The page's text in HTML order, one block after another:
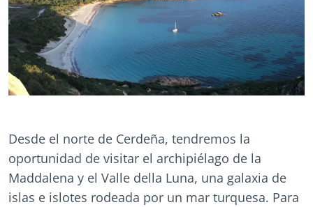
Desde el norte de Cerdeña, tendremos la
oportunidad de visitar el archipiélago de la
Maddalena y el Valle della Luna, una galaxia de
islas e islotes rodeada por un mar turquesa. Para